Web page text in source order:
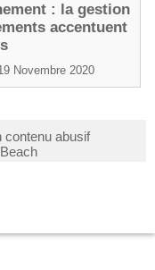
: la gestion
accentuent
Novembre 2020
contenu abusif